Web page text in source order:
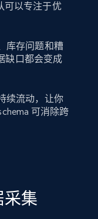
可以专注于优
库存问题和糟
缺口都会变成
续流动，让你
可消除跨
采集